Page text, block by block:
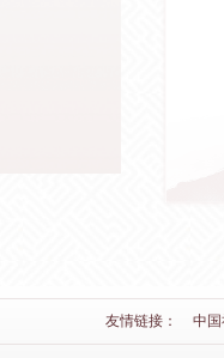
友情链接： 中